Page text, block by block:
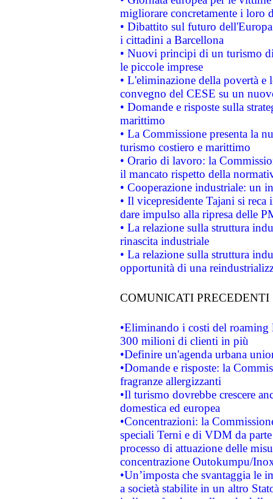
migliorare concretamente i loro
• Dibattito sul futuro
i cittadini a Barcellona
• Nuovi principi di un turismo
le piccole imprese
• L'eliminazione della povertà
convegno del CESE su un
• Domande e risposte sulla
marittimo
• La Commissione presenta la
turismo costiero e marittimo
• Orario di lavoro: la
il mancato rispetto della
• Cooperazione industriale: un
• Il vicepresidente Tajani si
dare impulso alla ripresa delle
• La relazione sulla struttura
rinascita industriale
• La relazione sulla struttura
opportunità di una
COMUNICATI PRECEDENTI
•Eliminando i costi del roaming
300 milioni di clienti in più
•Definire un'agenda urbana
•Domande e risposte: la
fragranze allergizzanti
•Il turismo dovrebbe crescere
domestica ed europea
•Concentrazioni: la
speciali Terni e di VDM da
processo di attuazione delle
concentrazione Outokumpu/
•Un’imposta che svantaggia le
a società stabilite in un altro